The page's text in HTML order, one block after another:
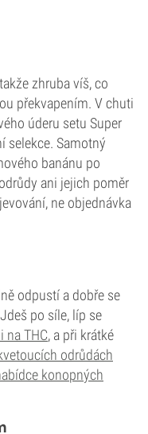
zhruba víš, co
překvapením. V chuti
úderu setu Super
selekce. Samotný
banánu po
ani jejich poměr
ne objednávka
odpustí a dobře se
po síle, líp se
na THC, a při krátké
odrůdách
konopných